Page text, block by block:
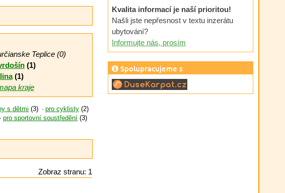
Teplice (0)
(1)
(1)
kraje
s dětmi (3) pro cyklisty (2)
pro sportovní soustředění (3)
Zobraz stranu: 1
Kvalita informací je naší prioritou!
Našli jste nepřesnost v textu inzerátu
ubytování?
Informujte nás, prosím
Spolupracujeme s